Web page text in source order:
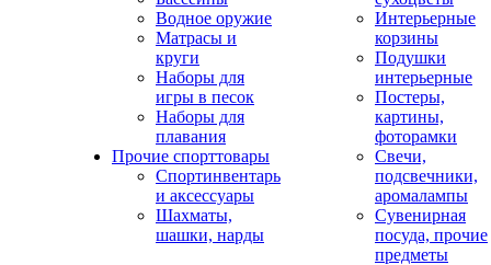
Водное оружие
Матрасы и
круги
Наборы для
игры в песок
Наборы для
плавания
Прочие спорттовары
Спортинвентарь
и аксессуары
Шахматы,
шашки, нарды
Интерьерные
корзины
Подушки
интерьерные
Постеры,
картины,
фоторамки
Свечи,
подсвечники,
аромалампы
Сувенирная
посуда, прочие
предметы